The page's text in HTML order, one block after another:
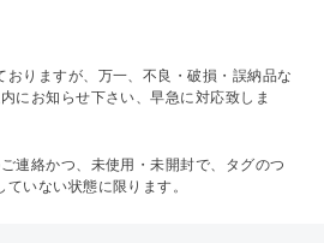
おりますが、万一、不良・破損・誤納品な
にお知らせ下さい、早急に対応致しま
連絡かつ、未使用・未開封で、タグのつ
いない状態に限ります。